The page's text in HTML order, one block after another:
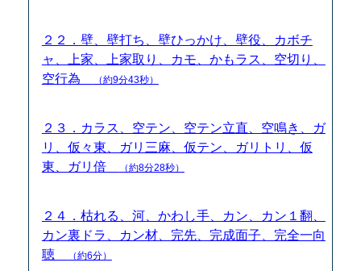
２２．壁、壁打ち、壁ひっかけ、壁役、カボチ
ャ、上家、上家取り、カモ、かもラス、空切り、
空行為
（約9分43秒）
２３．カラス、空テン、空テン立直、空鳴き、ガ
リ、仮々東、ガリ三麻、仮テン、ガリトリ、仮
東、ガリ倍
（約8分28秒）
２４．枯れる、河、かわし手、カン、カン１翻、
カン裏ドラ、カン材、完先、完成面子、完全一向
聴
（約6分）